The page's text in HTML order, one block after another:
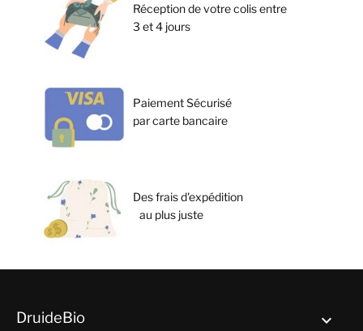
Réception de votre colis entre
3 et 4 jours
Paiement Sécurisé
par carte bancaire
Des frais d'expédition
au plus juste
DruideBio 